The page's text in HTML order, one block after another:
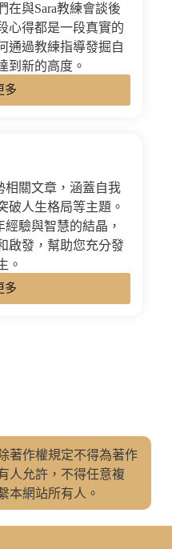
在與Sara教練會談後
心得都是一段真實的
通過教練指導發掘自
到新的高度。
多
相關文章，涵蓋自我
破人生格局等主題。
經驗與智慧的結晶，
啟發，幫助您充分發
。
多
著作權規定不得為著作
人允許，不得任意複
本網站所有人。